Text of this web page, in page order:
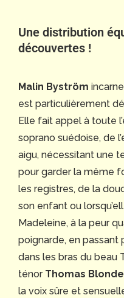
Une distribution
découvertes !
Malin Byström
est particulièrement
Elle fait appel à toute
soprano suédoise, de
aigu, nécessitant une
pour garder la même
les registres, de la
son enfant ou
Madeleine, à la peur
poignarde, en passant
dans les bras du beau
ténor Thomas
la voix sûre et